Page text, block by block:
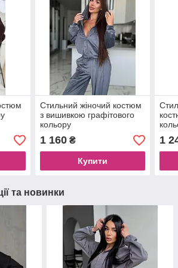
Стильний жіночий костюм
з вишивкою графітового
кольору
1 160₴
Купити
1
та новинки